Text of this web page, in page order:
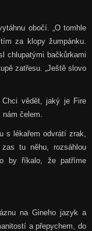
obočí. „O tomhle
za klopy žumpánku.
chlupatými bačkůrkami
zatřesu. „Ještě slovo
Chci vědět, jaký je Fire
nám čelem.
s lékařem odvrátí zrak,
tu něhu, rozsáhlou
by říkalo, že patříme
na Gineho jazyk a
a přepychem, do